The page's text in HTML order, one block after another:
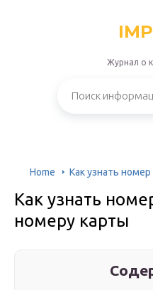
Журнал о
Home Как узнать
Как узнать
номеру карты